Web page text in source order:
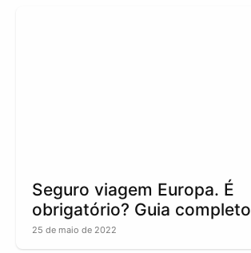
Seguro viagem Europa. É
obrigatório? Guia completo
25 de maio de 2022